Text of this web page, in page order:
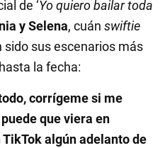
de ‘Yo quiero bailar toda
y Selena, cuán swiftie
sido sus escenarios más
la fecha:
corrígeme si me
que viera en
algún adelanto de